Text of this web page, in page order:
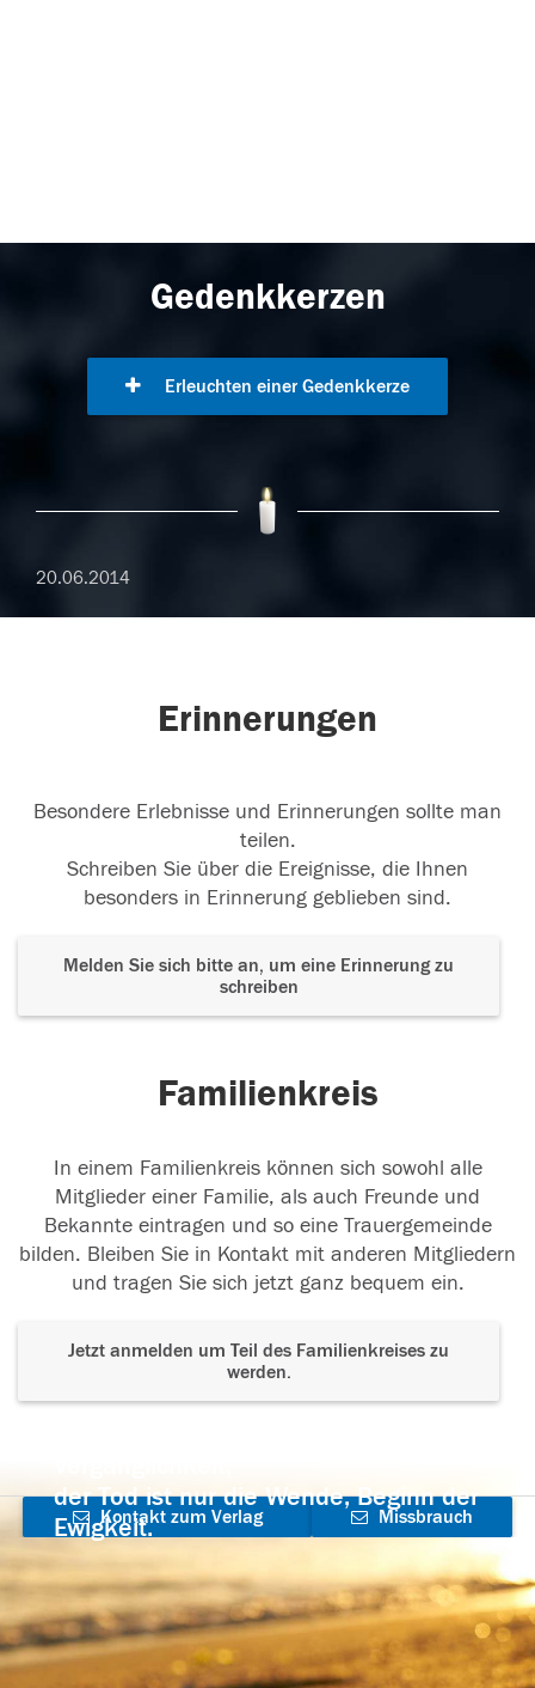
Gedenkkerzen
Erleuchten einer Gedenkkerze
20.06.2014
Erinnerungen
Besondere Erlebnisse und Erinnerungen sollte man
teilen.
Schreiben Sie über die Ereignisse, die Ihnen
besonders in Erinnerung geblieben sind.
Melden Sie sich bitte an, um eine Erinnerung zu
schreiben
Familienkreis
In einem Familienkreis können sich sowohl alle
Mitglieder einer Familie, als auch Freunde und
Bekannte eintragen und so eine Trauergemeinde
bilden. Bleiben Sie in Kontakt mit anderen Mitgliedern
und tragen Sie sich jetzt ganz bequem ein.
Jetzt anmelden um Teil des Familienkreises zu
werden.
der Tod ist nur die Wende, Beginn der
Ewigkeit.
Kontakt zum Verlag
aufnehmen
Missbrauch